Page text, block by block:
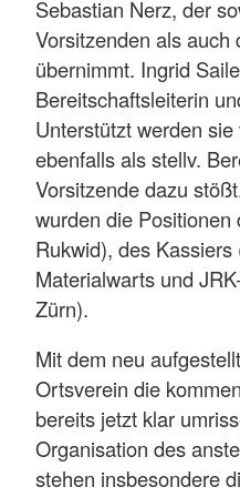
Sebastian Nerz, der
Vorsitzenden als auch
übernimmt. Ingrid
Bereitschaftsleiterin
Unterstützt werden
ebenfalls als stellv.
Vorsitzende dazu
wurden die
Rukwid), des
Materialwarts und
Zürn).
Mit dem neu
Ortsverein die
bereits jetzt klar
Organisation des
stehen insbesondere